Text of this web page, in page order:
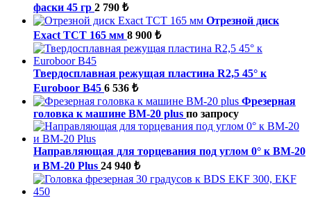
фаски 45 гр 2 790 ₺
Отрезной диск
Exact TCT 165 мм 8 900 ₺
Твердосплавная режущая пластина R2,5 45° к
Euroboor B45 6 536 ₺
Фрезерная
головка к машине BM-20 plus по запросу
Направляющая для торцевания под углом 0° к ВМ-20
и BM-20 Plus 24 940 ₺